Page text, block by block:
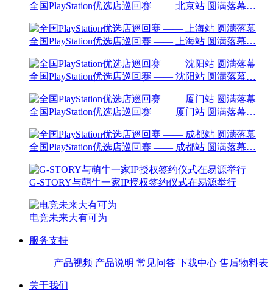
全国PlayStation优选店巡回赛 —— 北京站 圆满落幕…
全国PlayStation优选店巡回赛 —— 上海站 圆满落幕…
全国PlayStation优选店巡回赛 —— 沈阳站 圆满落幕…
全国PlayStation优选店巡回赛 —— 厦门站 圆满落幕…
全国PlayStation优选店巡回赛 —— 成都站 圆满落幕…
G-STORY与萌牛一家IP授权签约仪式在易源举行
电竞未来大有可为
服务支持
产品视频 产品说明 常见问答 下载中心 售后物料表
关于我们